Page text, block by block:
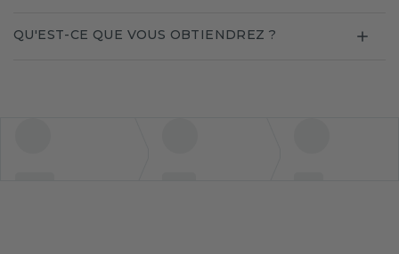
QU'EST-CE QUE VOUS OBTIENDREZ ?